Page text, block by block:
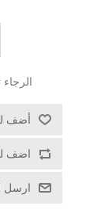
أضف
اضف
ارسل